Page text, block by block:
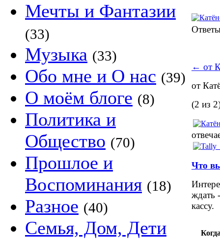
Мечты и Фантазии
(33)
Музыка (33)
Обо мне и О нас (39)
О моём блоге (8)
Политика и
Общество (70)
Прошлое и
Воспоминания (18)
Разное (40)
Семья, Дом, Дети
← от
от
(2 из
Что
ждать
кассу.